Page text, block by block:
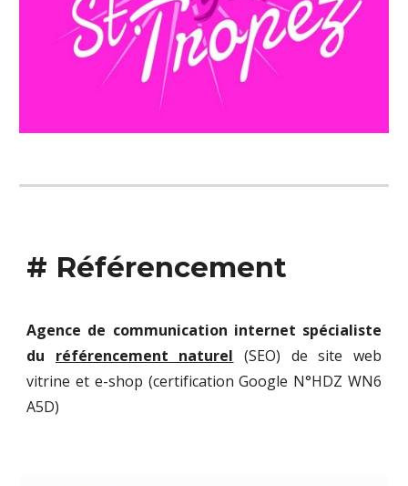
# Référencement
Agence de communication internet spécialiste
du référencement naturel (SEO) de site web
vitrine et e-shop (certification Google N°HDZ WN6
A5D)